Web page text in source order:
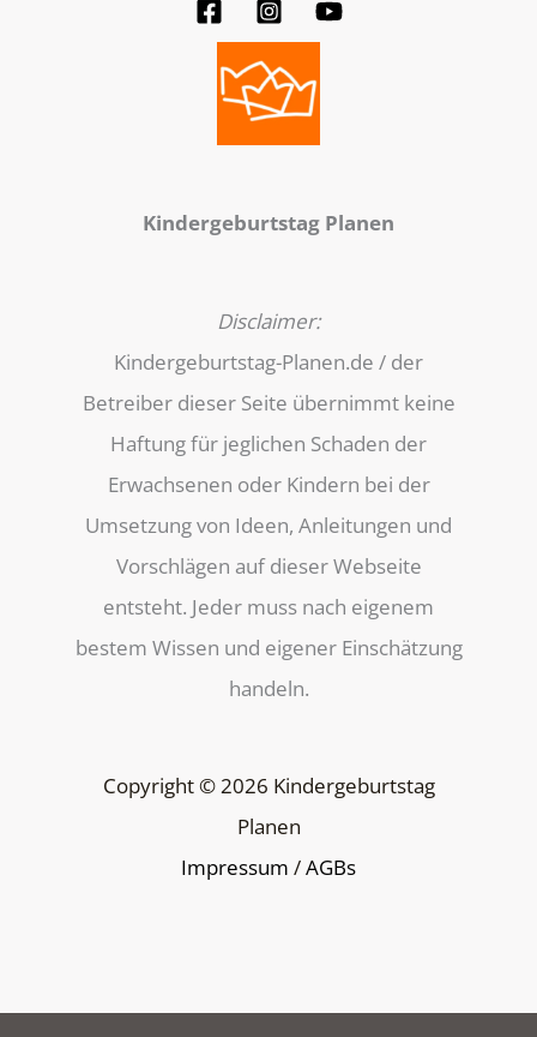
Kindergeburtstag Planen
Disclaimer:
Kindergeburtstag-Planen.de / der
Betreiber dieser Seite übernimmt keine
Haftung für jeglichen Schaden der
Erwachsenen oder Kindern bei der
Umsetzung von Ideen, Anleitungen und
Vorschlägen auf dieser Webseite
entsteht. Jeder muss nach eigenem
bestem Wissen und eigener Einschätzung
handeln.
Copyright © 2026 Kindergeburtstag
Planen
Impressum /AGBs